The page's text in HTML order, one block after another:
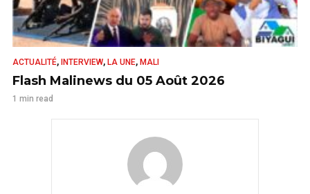
ACTUALITÉ, INTERVIEW, LA UNE, MALI
Flash Malinews du 05 Août 2026
1 min read